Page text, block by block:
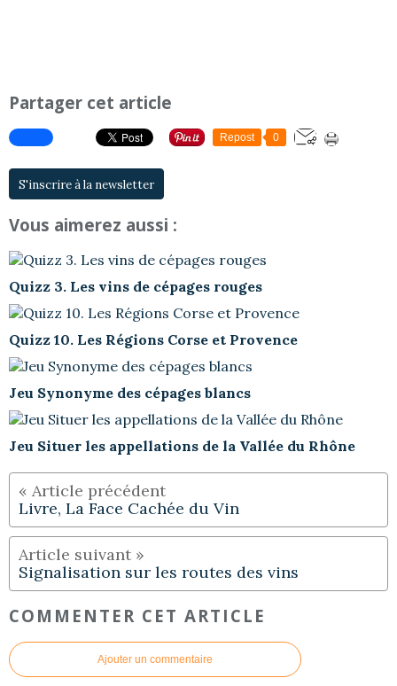
Partager cet article
Repost 0
S'inscrire à la newsletter
Vous aimerez aussi :
Quizz 3. Les vins de cépages rouges
Quizz 10. Les Régions Corse et Provence
Jeu Synonyme des cépages blancs
Jeu Situer les appellations de la Vallée du Rhône
Livre, La Face Cachée du Vin
Signalisation sur les routes des vins
COMMENTER CET ARTICLE
Ajouter un commentaire